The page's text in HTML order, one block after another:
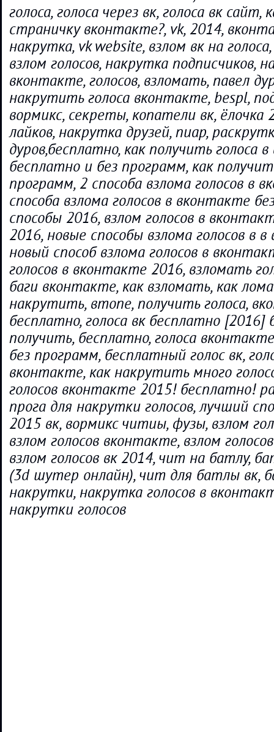
голоса, голоса через вк, голоса вк сайт,
страничку вконтакте?, vk, 2014,
накрутка, vk website, взлом вк на
взлом голосов, накрутка подписчиков,
вконтакте, голосов, взломать, павел
накрутить голоса вконтакте, bespl,
вормикс, секреты, копатели вк, ёлочка
лайков, накрутка друзей, пиар,
дуров,бесплатно, как получить голоса
бесплатно и без программ, как
программ, 2 способа взлома голосов в
способа взлома голосов в вконтакте
способы 2016, взлом голосов в
2016, новые способы взлома голосов в
новый способ взлома голосов в
голосов в вконтакте 2016, взломать
баги вконтакте, как взломать, как
накрутить, втопе, получить голоса,
бесплатно, голоса вк бесплатно [2016]
получить, бесплатно, голоса
без программ, бесплатный голос вк,
вконтакте, как накрутить много
голосов вконтакте 2015! бесплатно!
прога для накрутки голосов, лучший
2015 вк, вормикс читиы, фузы, взлом
взлом голосов вконтакте, взлом
взлом голосов вк 2014, чит на батлу,
(3d шутер онлайн), чит для батлы вк,
накрутки, накрутка голосов в
накрутки голосов